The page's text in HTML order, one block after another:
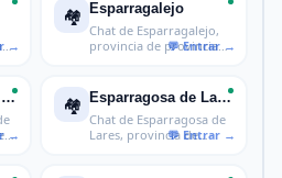
🏘️ Esparragalejo
Chat de Esparragalejo,
provincia de provincia
Esparragosa de la Serena 🏘️ Esparragosa de Lares
Chat de Esparragosa de
Lares, provincia de